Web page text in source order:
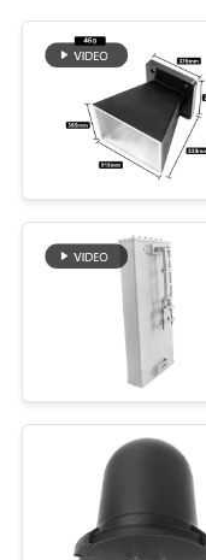
ΈΝΑ
ΑΠΌΣΠΑΣΜΑ
SITEMAP
PRIVACY
POLICY